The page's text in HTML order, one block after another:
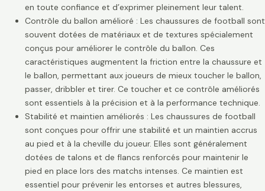
en toute confiance et d’exprimer pleinement leur talent.
Contrôle du ballon amélioré : Les chaussures de football sont
souvent dotées de matériaux et de textures spécialement
conçus pour améliorer le contrôle du ballon. Ces
caractéristiques augmentent la friction entre la chaussure et
le ballon, permettant aux joueurs de mieux toucher le ballon,
passer, dribbler et tirer. Ce toucher et ce contrôle améliorés
sont essentiels à la précision et à la performance technique.
Stabilité et maintien améliorés : Les chaussures de football
sont conçues pour offrir une stabilité et un maintien accrus
au pied et à la cheville du joueur. Elles sont généralement
dotées de talons et de flancs renforcés pour maintenir le
pied en place lors des matchs intenses. Ce maintien est
essentiel pour prévenir les entorses et autres blessures,